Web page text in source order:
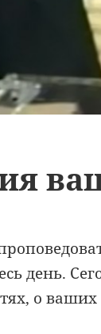
день.
о ваших